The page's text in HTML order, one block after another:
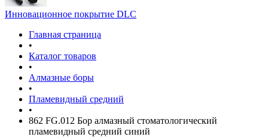
Инновационное покрытие DLC
Главная страница
•
Каталог товаров
•
Алмазные боры
•
Пламевидный средний
•
862 FG.012 Бор алмазный стоматологический
пламевидный средний синий